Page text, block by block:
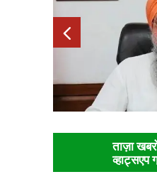
ताज़ा